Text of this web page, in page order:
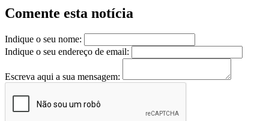
Comente esta notícia
Indique o seu nome:
Indique o seu endereço de email:
Escreva aqui a sua mensagem: